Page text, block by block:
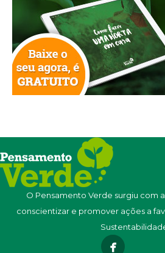
O Pensamento Verde surgiu com
conscientizar e promover ações a